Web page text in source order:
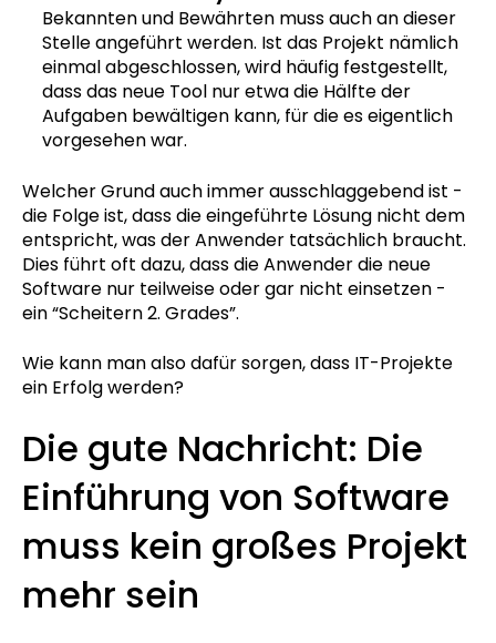
Bekannten und Bewährten muss auch an dieser
Stelle angeführt werden. Ist das Projekt nämlich
einmal abgeschlossen, wird häufig festgestellt,
dass das neue Tool nur etwa die Hälfte der
Aufgaben bewältigen kann, für die es eigentlich
vorgesehen war.
Welcher Grund auch immer ausschlaggebend ist -
die Folge ist, dass die eingeführte Lösung nicht dem
entspricht, was der Anwender tatsächlich braucht.
Dies führt oft dazu, dass die Anwender die neue
Software nur teilweise oder gar nicht einsetzen -
ein “Scheitern 2. Grades”.
Wie kann man also dafür sorgen, dass IT-Projekte
ein Erfolg werden?
Die gute Nachricht: Die
Einführung von Software
muss kein großes Projekt
mehr sein